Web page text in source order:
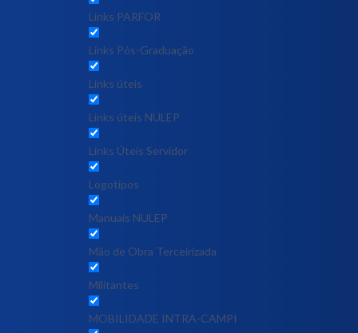
Links PARFOR
Links Pós-Graduação
Links úteis
Links úteis NULEP
Links Úteis Servidor
Logotipos
Manuais NULEP
Mão de Obra Terceirizada
Militantes
MOBILIDADE INTRA-CAMPI